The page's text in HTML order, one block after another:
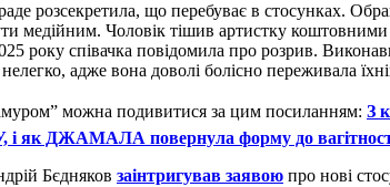
розсекретила, що перебуває в стосунках.
медійним. Чоловік тішив артистку
року співачка повідомила про розрив.
адже вона доволі болісно переживала
можна подивитися за цим посиланням: З
як ДЖАМАЛА повернула форму до
Бєдняков заінтригував заявою про нові